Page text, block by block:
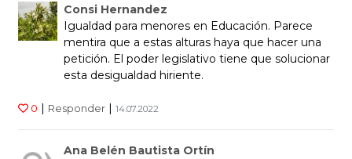
Consi Hernandez
Igualdad para menores en Educación. Parece
mentira que a estas alturas haya que hacer una
petición. El poder legislativo tiene que solucionar
esta desigualdad hiriente.
0 Responder 14.07.2022
Ana Belén Bautista Ortín